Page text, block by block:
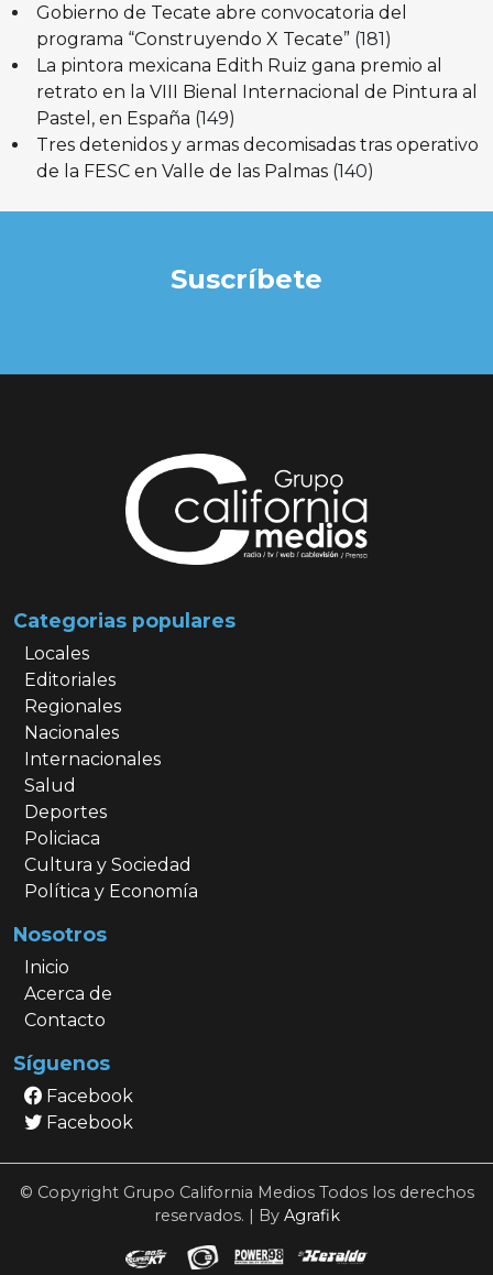
Gobierno de Tecate abre convocatoria del
programa “Construyendo X Tecate” (181)
La pintora mexicana Edith Ruiz gana premio al
retrato en la VIII Bienal Internacional de Pintura al
Pastel, en España (149)
Tres detenidos y armas decomisadas tras operativo
de la FESC en Valle de las Palmas (140)
Suscríbete
Categorias populares
Locales
Editoriales
Regionales
Nacionales
Internacionales
Salud
Deportes
Policiaca
Cultura y Sociedad
Política y Economía
Nosotros
Inicio
Acerca de
Contacto
Síguenos
Facebook
Facebook
© Copyright Grupo California Medios Todos los derechos
reservados. | By Agrafik